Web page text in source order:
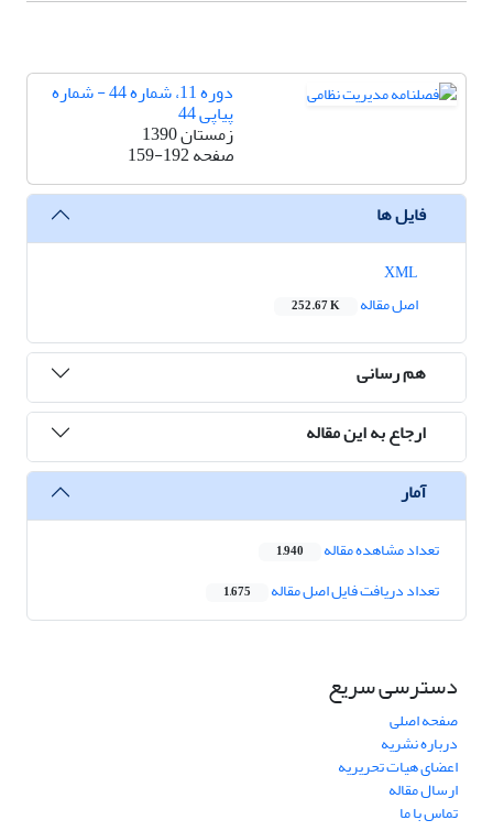
دوره 11، شماره 44 - شماره
پیاپی 44
زمستان 1390
صفحه159-192
فایل ها
اصل مقاله
252.67 K
هم رسانی
ارجاع به این مقاله
آمار
تعداد مشاهده مقاله 1,940
تعداد دریافت فایل اصل مقاله 1,675
دسترسی سریع
صفحه اصلی
درباره نشریه
اعضای هیات تحریریه
ارسال مقاله
تماس با ما